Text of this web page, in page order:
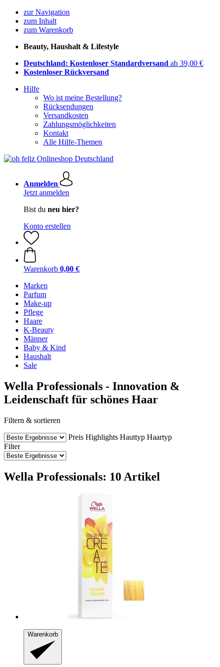
zur Navigation
zum Inhalt
zum Warenkorb
Beauty, Haushalt & Lifestyle
Deutschland: Kostenloser Standardversand ab 39,00 €
Kostenloser Rückversand
Hilfe
Wo ist meine Bestellung?
Rücksendungen
Versandkosten
Zahlungsmöglichkeiten
Kontakt
Alle Hilfe-Themen
Anmelden
Jetzt anmelden
Bist du neu hier?
Konto erstellen
Warenkorb 0,00 €
Marken
Parfum
Make-up
Pflege
Haare
K-Beauty
Männer
Baby & Kind
Haushalt
Sale
Wella Professionals - Innovation &
Leidenschaft für schönes Haar
Filtern & sortieren
Preis Highlights Hauttyp Haartyp
Filter
Wella Professionals: 10 Artikel
Warenkorb